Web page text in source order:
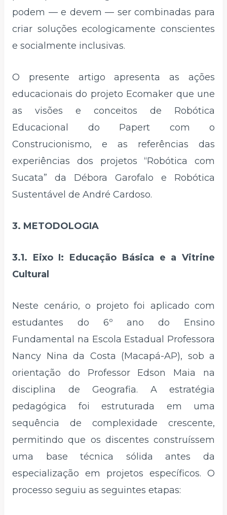
podem — e devem — ser combinadas para
criar soluções ecologicamente conscientes
e socialmente inclusivas.
O presente artigo apresenta as ações
educacionais do projeto Ecomaker que une
as visões e conceitos de Robótica
Educacional do Papert com o
Construcionismo, e as referências das
experiências dos projetos “Robótica com
Sucata” da Débora Garofalo e Robótica
Sustentável de André Cardoso.
3. METODOLOGIA
3.1. Eixo I: Educação Básica e a Vitrine
Cultural
Neste cenário, o projeto foi aplicado com
estudantes do 6º ano do Ensino
Fundamental na Escola Estadual Professora
Nancy Nina da Costa (Macapá-AP), sob a
orientação do Professor Edson Maia na
disciplina de Geografia. A estratégia
pedagógica foi estruturada em uma
sequência de complexidade crescente,
permitindo que os discentes construíssem
uma base técnica sólida antes da
especialização em projetos específicos. O
processo seguiu as seguintes etapas: